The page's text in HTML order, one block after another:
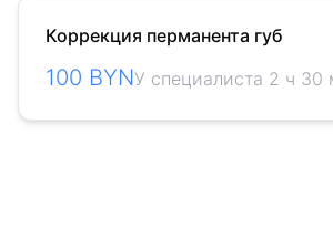
Коррекция перманента губ
100 BYNУ специалиста 2 ч 30